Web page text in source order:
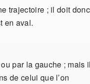
trajectoire ; il doit donc
en aval.
par la gauche ; mais il
de celui que l’on